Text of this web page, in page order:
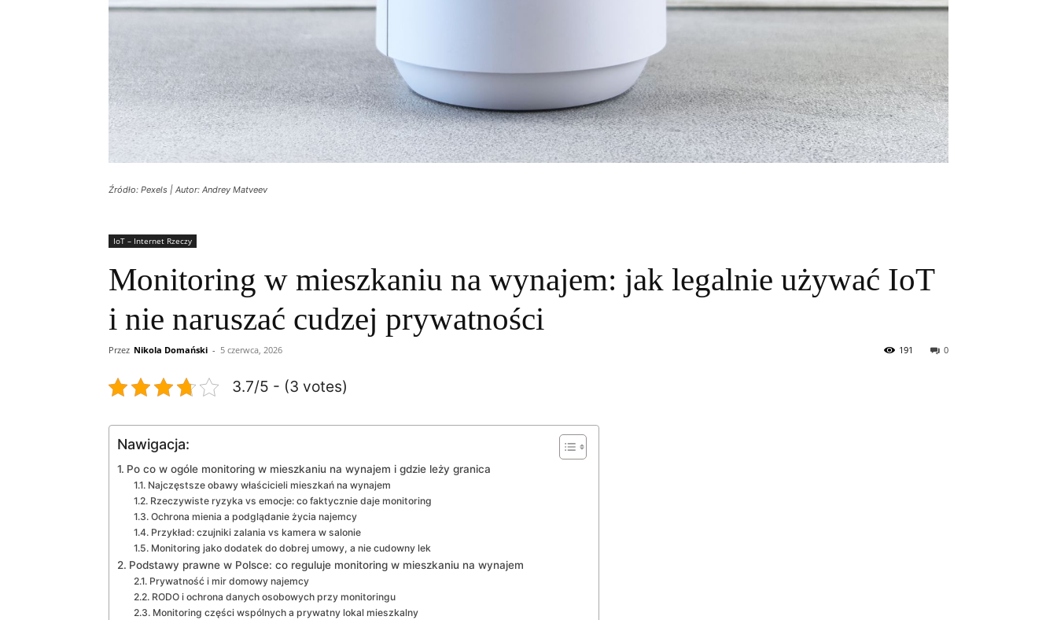
Źródło: Pexels | Autor: Andrey Matveev
IoT – Internet Rzeczy
Monitoring w mieszkaniu na wynajem: jak legalnie używać IoT
i nie naruszać cudzej prywatności
Przez Nikola Domański - 5 czerwca, 2026 0
191
3.7/5 - (3 votes)
Nawigacja:
Po co w ogóle monitoring w mieszkaniu na wynajem i gdzie leży granica
Najczęstsze obawy właścicieli mieszkań na wynajem
Rzeczywiste ryzyka vs emocje: co faktycznie daje monitoring
Ochrona mienia a podglądanie życia najemcy
Przykład: czujniki zalania vs kamera w salonie
Monitoring jako dodatek do dobrej umowy, a nie cudowny lek
Podstawy prawne w Polsce: co reguluje monitoring w mieszkaniu na wynajem
Prywatność i mir domowy najemcy
RODO i ochrona danych osobowych przy monitoringu
Monitoring części wspólnych a prywatny lokal mieszkalny